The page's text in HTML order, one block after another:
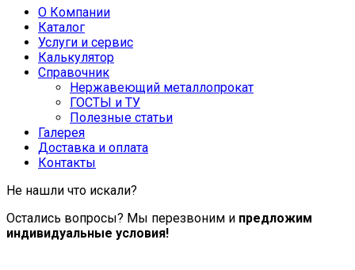
О Компании
Каталог
Услуги и сервис
Калькулятор
Справочник
Нержавеющий металлопрокат
ГОСТЫ и ТУ
Полезные статьи
Галерея
Доставка и оплата
Контакты
Не нашли что искали?
Остались вопросы? Мы перезвоним и предложим
индивидуальные условия!